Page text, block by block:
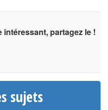
partagez le !
sujets